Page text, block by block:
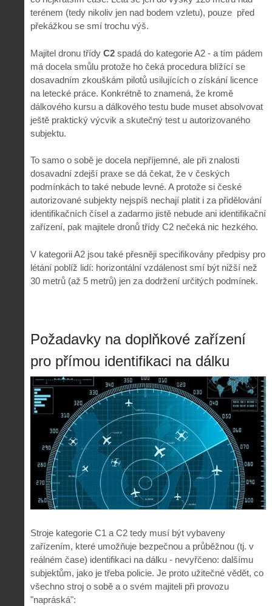
terénem (tedy nikoliv jen nad bodem vzletu), pouze před
překážkou se smí trochu výš.
Majitel dronu třídy C2 spadá do kategorie A2 - a tím pádem
má docela smůlu protože ho čeká procedura blížící se
dosavadním zkouškám pilotů usilujících o získání licence
na letecké práce. Konkrétně to znamená, že kromě
dálkového kursu a dálkového testu bude muset absolvovat
ještě praktický výcvik a skutečný test u autorizovaného
subjektu.
To samo o sobě je docela nepříjemné, ale při znalosti
dosavadní zdejší praxe se dá čekat, že v českých
podmínkách to také nebude levné. A protože si české
autorizované subjekty nejspíš nechají platit i za přidělování
identifikačních čísel a zadarmo jistě nebude ani identifikační
zařízení, pak majitele dronů třídy C2 nečeká nic hezkého.
V kategorii A2 jsou také přesněji specifikovány předpisy pro
létání poblíž lidí: horizontální vzdálenost smí být nižší než
30 metrů (až 5 metrů) jen za dodržení určitých podmínek.
Požadavky na doplňkové zařízení
pro přímou identifikaci na dálku
Stroje kategorie C1 a C2 tedy musí být vybaveny
zařízením, které umožňuje bezpečnou a průběžnou (tj. v
reálném čase) identifikaci na dálku - nevyřčeno: dalšímu
subjektům, jako je třeba policie. Je proto užitečné vědět, co
všechno stroj o sobě a o svém majiteli při provozu
"napráská":